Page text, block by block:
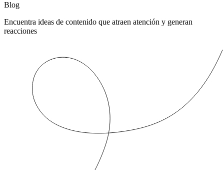
Blog
Encuentra ideas de contenido que atraen atención y generan
reacciones